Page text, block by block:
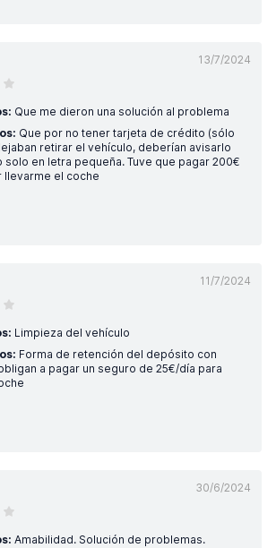
13/7/2024
Que me dieron una solución al problema
Que por no tener tarjeta de crédito (sólo
retirar el vehículo, deberían avisarlo
solo en letra pequeña. Tuve que pagar 200€
llevarme el coche
11/7/2024
Limpieza del vehículo
Forma de retención del depósito con
a pagar un seguro de 25€/día para
30/6/2024
Amabilidad. Solución de problemas.